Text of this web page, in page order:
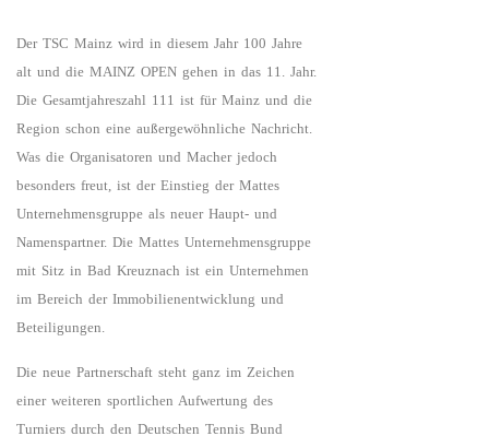
Der TSC Mainz wird in diesem Jahr 100 Jahre
alt und die MAINZ OPEN gehen in das 11. Jahr.
Die Gesamtjahreszahl 111 ist für Mainz und die
Region schon eine außergewöhnliche Nachricht.
Was die Organisatoren und Macher jedoch
besonders freut, ist der Einstieg der Mattes
Unternehmensgruppe als neuer Haupt- und
Namenspartner. Die Mattes Unternehmensgruppe
mit Sitz in Bad Kreuznach ist ein Unternehmen
im Bereich der Immobilienentwicklung und
Beteiligungen.
Die neue Partnerschaft steht ganz im Zeichen
einer weiteren sportlichen Aufwertung des
Turniers durch den Deutschen Tennis Bund